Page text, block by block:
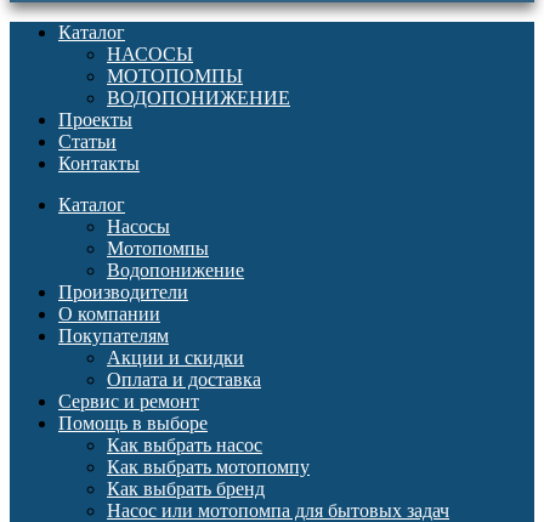
Каталог
НАСОСЫ
МОТОПОМПЫ
ВОДОПОНИЖЕНИЕ
Проекты
Статьи
Контакты
Каталог
Насосы
Мотопомпы
Водопонижение
Производители
О компании
Покупателям
Акции и скидки
Оплата и доставка
Сервис и ремонт
Помощь в выборе
Как выбрать насос
Как выбрать мотопомпу
Как выбрать бренд
Насос или мотопомпа для бытовых задач